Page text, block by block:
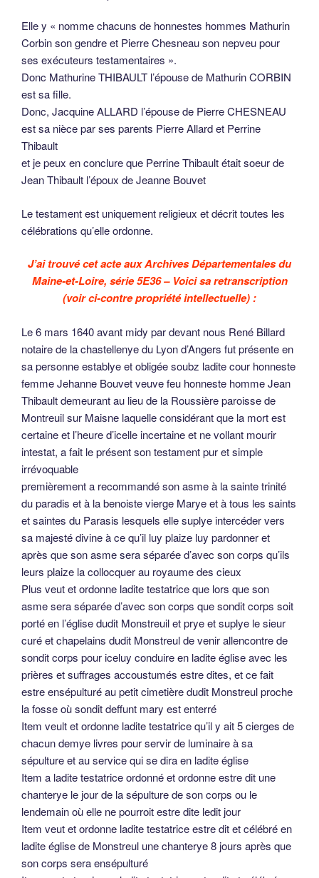
Elle y « nomme chacuns de honnestes hommes Mathurin
Corbin son gendre et Pierre Chesneau son nepveu pour
ses exécuteurs testamentaires ».
Donc Mathurine THIBAULT l’épouse de Mathurin CORBIN
est sa fille.
Donc, Jacquine ALLARD l’épouse de Pierre CHESNEAU
est sa nièce par ses parents Pierre Allard et Perrine
Thibault
et je peux en conclure que Perrine Thibault était soeur de
Jean Thibault l’époux de Jeanne Bouvet
Le testament est uniquement religieux et décrit toutes les
célébrations qu’elle ordonne.
J’ai trouvé cet acte aux Archives Départementales du
Maine-et-Loire, série 5E36 – Voici sa retranscription
(voir ci-contre propriété intellectuelle) :
Le 6 mars 1640 avant midy par devant nous René Billard
notaire de la chastellenye du Lyon d’Angers fut présente en
sa personne establye et obligée soubz ladite cour honneste
femme Jehanne Bouvet veuve feu honneste homme Jean
Thibault demeurant au lieu de la Roussière paroisse de
Montreuil sur Maisne laquelle considérant que la mort est
certaine et l’heure d’icelle incertaine et ne vollant mourir
intestat, a fait le présent son testament pur et simple
irrévoquable
premièrement a recommandé son asme à la sainte trinité
du paradis et à la benoiste vierge Marye et à tous les saints
et saintes du Parasis lesquels elle suplye intercéder vers
sa majesté divine à ce qu’il luy plaize luy pardonner et
après que son asme sera séparée d’avec son corps qu’ils
leurs plaize la collocquer au royaume des cieux
Plus veut et ordonne ladite testatrice que lors que son
asme sera séparée d’avec son corps que sondit corps soit
porté en l’église dudit Monstreuil et prye et suplye le sieur
curé et chapelains dudit Monstreul de venir allencontre de
sondit corps pour iceluy conduire en ladite église avec les
prières et suffrages accoustumés estre dites, et ce fait
estre ensépulturé au petit cimetière dudit Monstreul proche
la fosse où sondit deffunt mary est enterré
Item veult et ordonne ladite testatrice qu’il y ait 5 cierges de
chacun demye livres pour servir de luminaire à sa
sépulture et au service qui se dira en ladite église
Item a ladite testatrice ordonné et ordonne estre dit une
chanterye le jour de la sépulture de son corps ou le
lendemain où elle ne pourroit estre dite ledit jour
Item veut et ordonne ladite testatrice estre dit et célébré en
ladite église de Monstreul une chanterye 8 jours après que
son corps sera ensépulturé